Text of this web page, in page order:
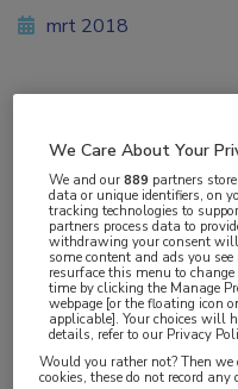
mrt 2018
Longziekten
Aandachtsgebieden:
Pneumonie
Tags:
E-sigaret ,pneumokokken
We Care About Your
We and our889 partners
data or unique identifiers, on
tracking technologies to
partners process data to
withdrawing your consent
some content and ads you
resurface this menu to
time by clicking the Manage
webpage [or the floating icon
applicable]. Your choices will
details, refer to our Privacy
Would you rather not? Then
cookies, these do not record